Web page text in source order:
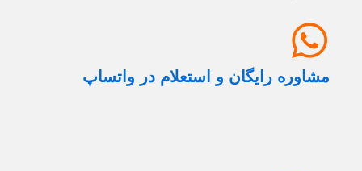
مشاوره رایگان و استعلام در واتساپ